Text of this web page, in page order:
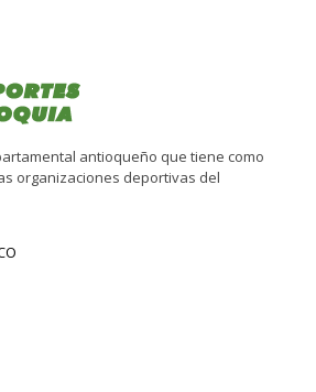
antioqueño que tiene como
organizaciones deportivas del